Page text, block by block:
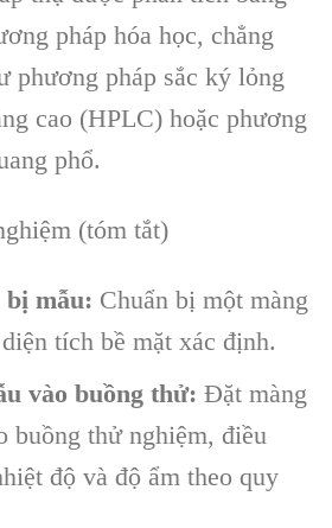
pháp hóa học, chẳng
phương pháp sắc ký lỏng
cao (HPLC) hoặc phương
phổ.
(tóm tắt)
bị mẫu: Chuẩn bị một màng
tích bề mặt xác định.
vào buồng thử: Đặt màng
buồng thử nghiệm, điều
độ và độ ẩm theo quy